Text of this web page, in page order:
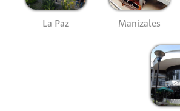
La Paz Manizales